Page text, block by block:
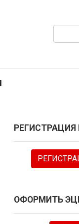
РЕГИСТРАЦИЯ
ОФОРМИТЬ